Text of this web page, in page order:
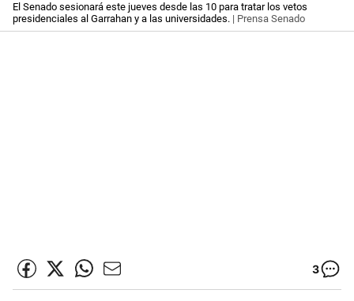
El Senado sesionará este jueves desde las 10 para tratar los vetos
presidenciales al Garrahan y a las universidades. | Prensa Senado
3